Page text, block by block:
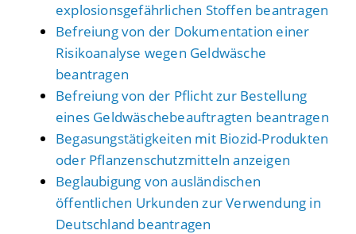
explosionsgefährlichen Stoffen beantragen
Befreiung von der Dokumentation einer
Risikoanalyse wegen Geldwäsche
beantragen
Befreiung von der Pflicht zur Bestellung
eines Geldwäschebeauftragten beantragen
Begasungstätigkeiten mit Biozid-Produkten
oder Pflanzenschutzmitteln anzeigen
Beglaubigung von ausländischen
öffentlichen Urkunden zur Verwendung in
Deutschland beantragen